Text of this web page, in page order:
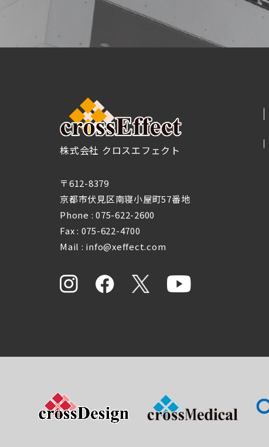
株式会社 クロスエフェクト
〒612-8379
京都市伏見区南寝小屋町57番地
Phone : 075-622-2600
Fax : 075-622-4700
Mail : info@xeffect.com